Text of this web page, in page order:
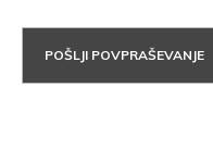
POŠLJI POVPRAŠEVANJE